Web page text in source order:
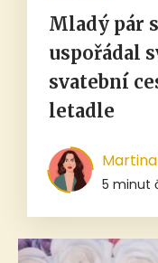
Mladý pár
uspořádal
svatební
letadle
5 minut